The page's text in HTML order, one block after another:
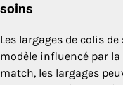
soins
Les largages de colis
modèle influencé par la
match, les largages